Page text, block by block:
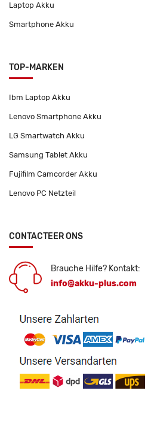
Laptop Akku
Smartphone Akku
TOP-MARKEN
Ibm Laptop Akku
Lenovo Smartphone Akku
LG Smartwatch Akku
Samsung Tablet Akku
Fujifilm Camcorder Akku
Lenovo PC Netzteil
CONTACTEER ONS
Brauche Hilfe? Kontakt:
info@akku-plus.com